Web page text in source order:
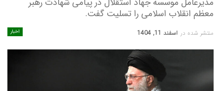
معظم انقلاب اسلامی را تسلیت گفت.
اخبار منتشر شده در اسفند 11, 1404